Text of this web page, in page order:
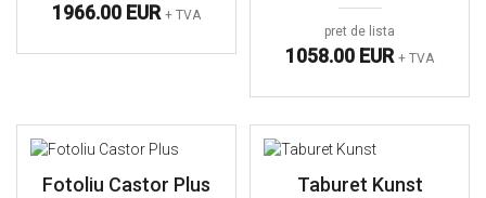
1966.00 EUR + TVA
pret de lista
1058.00 EUR + TVA
Fotoliu Castor Plus Taburet Kunst